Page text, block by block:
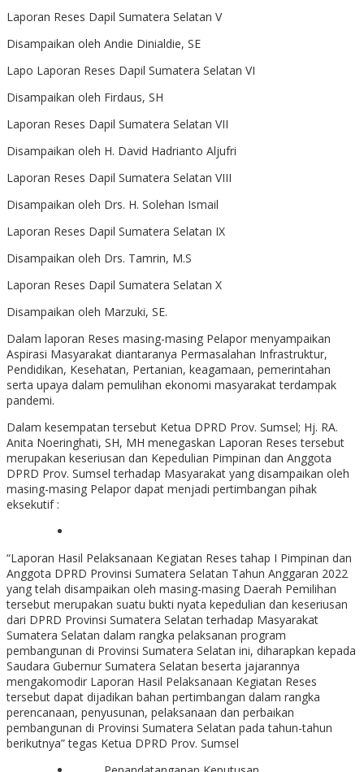
Laporan Reses Dapil Sumatera Selatan V
Disampaikan oleh Andie Dinialdie, SE
Lapo Laporan Reses Dapil Sumatera Selatan VI
Disampaikan oleh Firdaus, SH
Laporan Reses Dapil Sumatera Selatan VII
Disampaikan oleh H. David Hadrianto Aljufri
Laporan Reses Dapil Sumatera Selatan VIII
Disampaikan oleh Drs. H. Solehan Ismail
Laporan Reses Dapil Sumatera Selatan IX
Disampaikan oleh Drs. Tamrin, M.S
Laporan Reses Dapil Sumatera Selatan X
Disampaikan oleh Marzuki, SE.
Dalam laporan Reses masing-masing Pelapor menyampaikan
Aspirasi Masyarakat diantaranya Permasalahan Infrastruktur,
Pendidikan, Kesehatan, Pertanian, keagamaan, pemerintahan
serta upaya dalam pemulihan ekonomi masyarakat terdampak
pandemi.
Dalam kesempatan tersebut Ketua DPRD Prov. Sumsel; Hj. RA.
Anita Noeringhati, SH, MH menegaskan Laporan Reses tersebut
merupakan keseriusan dan Kepedulian Pimpinan dan Anggota
DPRD Prov. Sumsel terhadap Masyarakat yang disampaikan oleh
masing-masing Pelapor dapat menjadi pertimbangan pihak
eksekutif :
“Laporan Hasil Pelaksanaan Kegiatan Reses tahap I Pimpinan dan
Anggota DPRD Provinsi Sumatera Selatan Tahun Anggaran 2022
yang telah disampaikan oleh masing-masing Daerah Pemilihan
tersebut merupakan suatu bukti nyata kepedulian dan keseriusan
dari DPRD Provinsi Sumatera Selatan terhadap Masyarakat
Sumatera Selatan dalam rangka pelaksanan program
pembangunan di Provinsi Sumatera Selatan ini, diharapkan kepada
Saudara Gubernur Sumatera Selatan beserta jajarannya
mengakomodir Laporan Hasil Pelaksanaan Kegiatan Reses
tersebut dapat dijadikan bahan pertimbangan dalam rangka
perencanaan, penyusunan, pelaksanaan dan perbaikan
pembangunan di Provinsi Sumatera Selatan pada tahun-tahun
berikutnya” tegas Ketua DPRD Prov. Sumsel